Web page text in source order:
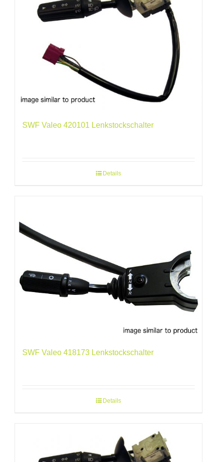
SWF Valeo 420101 Lenkstockschalter
Details
SWF Valeo 418173 Lenkstockschalter
Details